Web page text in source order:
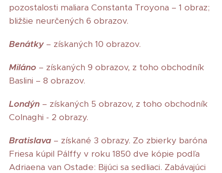
pozostalosti maliara Constanta Troyona – 1 obraz;
bližšie neurčených 6 obrazov.
Benátky – získaných 10 obrazov.
Miláno – získaných 9 obrazov, z toho obchodník
Baslini – 8 obrazov.
Londýn – získaných 5 obrazov, z toho obchodník
Colnaghi - 2 obrazy.
Bratislava – získané 3 obrazy. Zo zbierky baróna
Friesa kúpil Pálffy v roku 1850 dve kópie podľa
Adriaena van Ostade: Bijúci sa sedliaci. Zabávajúci